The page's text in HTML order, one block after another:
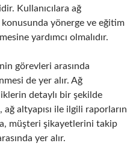
Kullanıcılara ağ
yönerge ve eğitim
yardımcı olmalıdır.
görevleri arasında
de yer alır. Ağ
detaylı bir şekilde
altyapısı ile ilgili raporların
müşteri şikayetlerini takip
yer alır.